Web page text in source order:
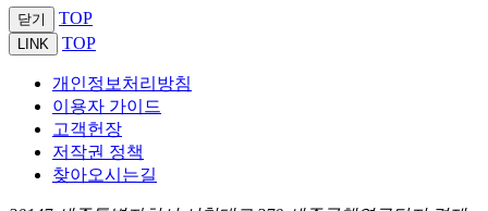
닫기 TOP
LINK TOP
개인정보처리방침
이용자 가이드
고객헌장
저작권 정책
찾아오시는길